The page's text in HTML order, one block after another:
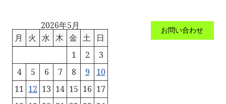
2026年5月
月
火 水 木 金 土
日
1
2
3
4
5 6 7 8 9
10
11 12 13 14 15 16 17
お問い合わせ